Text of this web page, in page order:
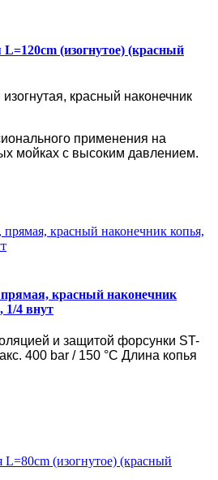
(изогнутое) (красный
красный наконечник
применения на
мойках с высоким давлением.
красный наконечник
1/4 внут
и защитой форсунки ST-
400 bar / 150 °C Длина копья